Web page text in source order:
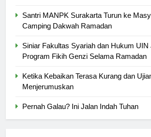
Santri MANPK Surakarta Turun ke
Camping Dakwah Ramadan
Siniar Fakultas Syariah dan Hukum UIN
Program Fikih Genzi Selama Ramadan
Ketika Kebaikan Terasa Kurang dan
Menjerumuskan
Pernah Galau? Ini Jalan Indah Tuhan